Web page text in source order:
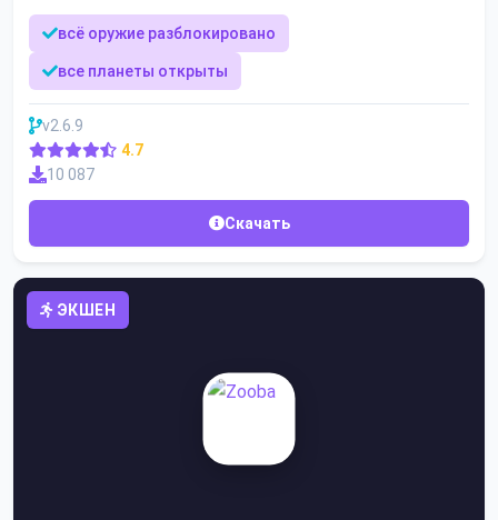
всё оружие разблокировано
все планеты открыты
v2.6.9
4.7
10 087
Скачать
ЭКШЕН